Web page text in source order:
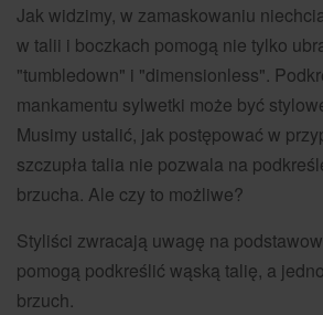
Jak widzimy, w zamaskowaniu
w talii i boczkach pomogą nie tylko
"tumbledown" i "dimensionless".
mankamentu sylwetki może być
Musimy ustalić, jak postępować w
szczupła talia nie pozwala na
brzucha. Ale czy to możliwe?
Styliści zwracają uwagę na
pomogą podkreślić wąską talię, a
brzuch.